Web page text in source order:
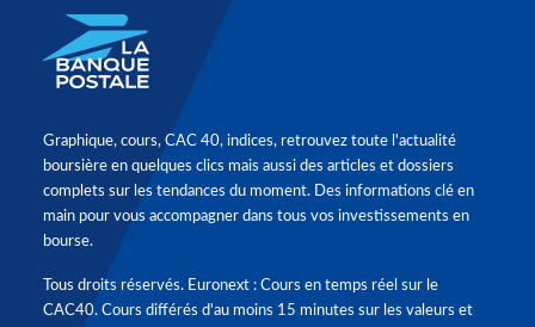
Graphique, cours, CAC 40, indices, retrouvez toute l'actualité
boursière en quelques clics mais aussi des articles et dossiers
complets sur les tendances du moment. Des informations clé en
main pour vous accompagner dans tous vos investissements en
bourse.
Tous droits réservés. Euronext : Cours en temps réel sur le
CAC40. Cours différés d'au moins 15 minutes sur les valeurs et